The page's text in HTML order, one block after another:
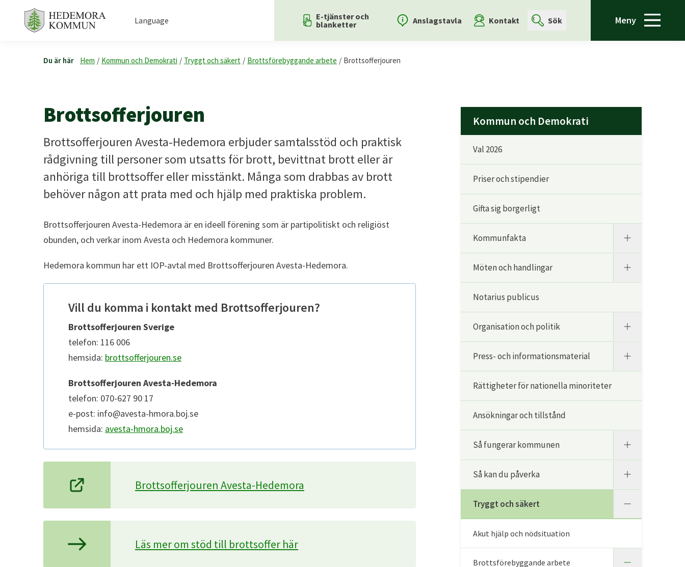
Language
E-tjänster och
blanketter
Anslagstavla Kontakt Sök Meny
Du är här Hem / Kommun och Demokrati / Tryggt och säkert / Brottsförebyggande arbete / Brottsofferjouren
Brottsofferjouren
Brottsofferjouren Avesta-Hedemora erbjuder samtalsstöd och praktisk
rådgivning till personer som utsatts för brott, bevittnat brott eller är
anhöriga till brottsoffer eller misstänkt. Många som drabbas av brott
behöver någon att prata med och hjälp med praktiska problem.
Brottsofferjouren Avesta-Hedemora är en ideell förening som är partipolitiskt och religiöst
obunden, och verkar inom Avesta och Hedemora kommuner.
Hedemora kommun har ett IOP-avtal med Brottsofferjouren Avesta-Hedemora.
Vill du komma i kontakt med Brottsofferjouren?
Brottsofferjouren Sverige
telefon: 116 006
hemsida: brottsofferjouren.se
Brottsofferjouren Avesta-Hedemora
telefon: 070-627 90 17
e-post: info@avesta-hmora.boj.se
hemsida: avesta-hmora.boj.se
Brottsofferjouren Avesta-Hedemora
Läs mer om stöd till brottsoffer här
Kommun och Demokrati
Val 2026
Priser och stipendier
Gifta sig borgerligt
Kommunfakta
Möten och handlingar
Notarius publicus
Organisation och politik
Press- och informationsmaterial
Rättigheter för nationella minoriteter
Ansökningar och tillstånd
Så fungerar kommunen
Så kan du påverka
Tryggt och säkert
Akut hjälp och nödsituation
Brottsförebyggande arbete